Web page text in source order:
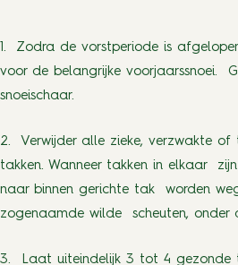
1. Zodra de vorstperiode is
voor de belangrijke voorjaarssnoei.
snoeischaar.
2. Verwijder alle zieke, verzwakte
takken. Wanneer takken in elkaar
naar binnen gerichte tak worden
zogenaamde wilde scheuten, onder
3. Laat uiteindelijk 3 tot 4 gezonde